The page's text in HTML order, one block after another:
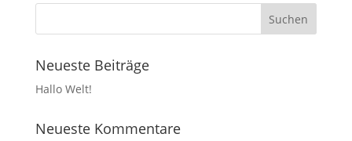
Neueste Beiträge
Hallo Welt!
Neueste Kommentare